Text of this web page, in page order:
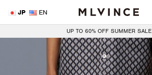
content
JP EN
UP TO 60% OFF SUMMER SALE